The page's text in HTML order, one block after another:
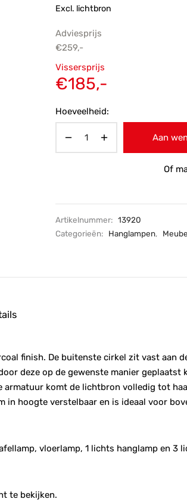
Excl. lichtbron
Adviesprijs
€259,-
Oorspronkelijke
prijs was:
Vissersprijs
€185,-
€185,-.
Hoeveelheid:
Aan
Of
Artikelnummer: 13920
Categorieën:
Hanglampen,
finish. De buitenste cirkel zit vast aan
deze op de gewenste manier geplaatst
armatuur komt de lichtbron volledig tot
in hoogte verstelbaar en is ideaal voor
vloerlamp, 1 lichts hanglamp en 3
te bekijken.